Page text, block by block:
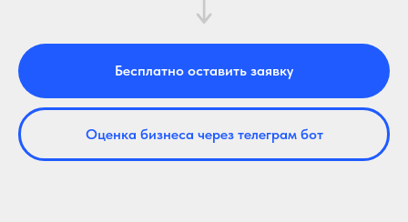
Бесплатно оставить заявку
Оценка бизнеса через телеграм бот